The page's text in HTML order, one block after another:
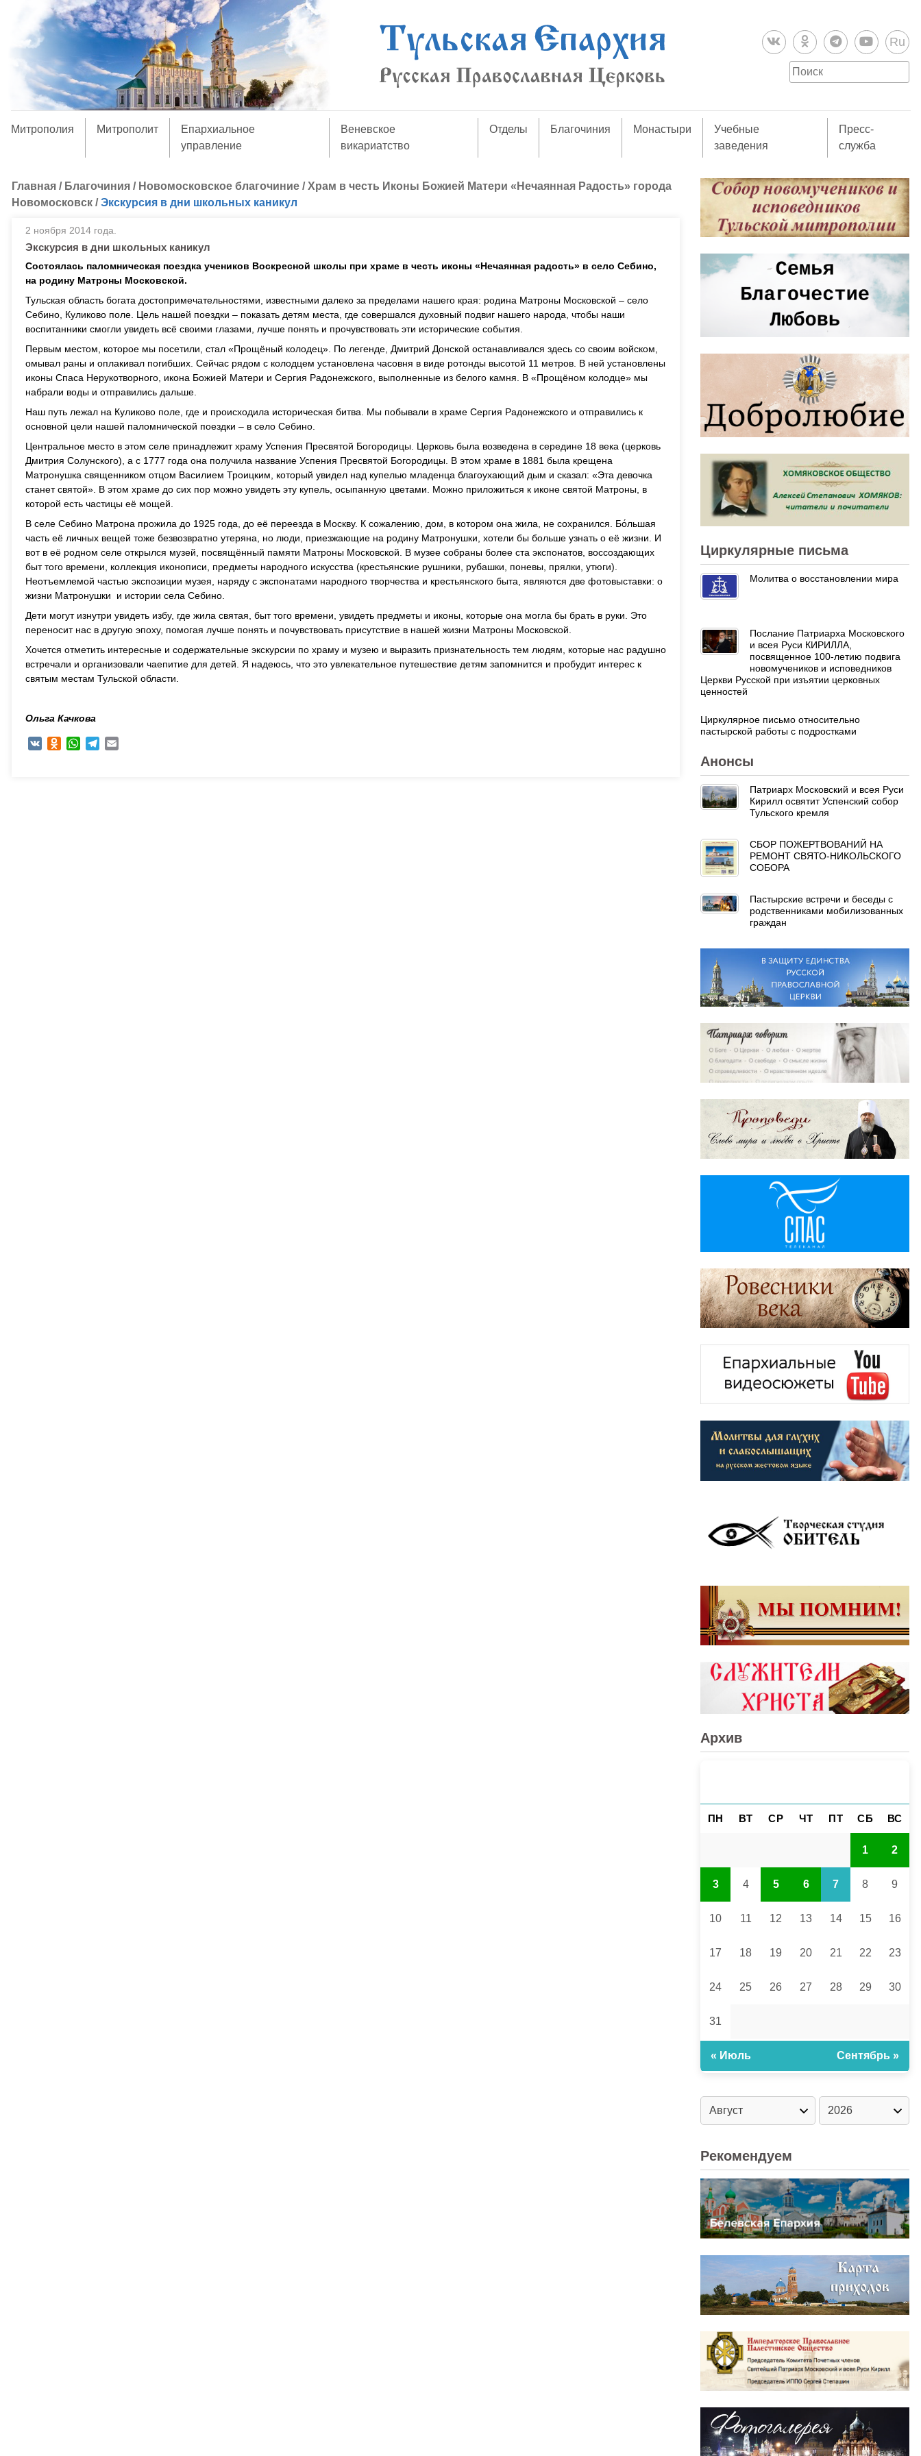
Ru
Митрополия Митрополит
Епархиальное
управление
Веневское
викариатство
Отделы Благочиния Монастыри
Учебные
заведения
Пресс-
служба
Главная / Благочиния / Новомосковское благочиние /Храм в честь Иконы Божией Матери «Нечаянная Радость» города
Новомосковск /Экскурсия в дни школьных каникул
2 ноября 2014 года.
Экскурсия в дни школьных каникул
Состоялась паломническая поездка учеников Воскресной школы при храме в честь иконы «Нечаянная радость» в село Себино,
на родину Матроны Московской.
Тульская область богата достопримечательностями, известными далеко за пределами нашего края: родина Матроны Московской – село
Себино, Куликово поле. Цель нашей поездки – показать детям места, где совершался духовный подвиг нашего народа, чтобы наши
воспитанники смогли увидеть всё своими глазами, лучше понять и прочувствовать эти исторические события.
Первым местом, которое мы посетили, стал «Прощёный колодец». По легенде, Дмитрий Донской останавливался здесь со своим войском,
омывал раны и оплакивал погибших. Сейчас рядом с колодцем установлена часовня в виде ротонды высотой 11 метров. В ней установлены
иконы Спаса Нерукотворного, икона Божией Матери и Сергия Радонежского, выполненные из белого камня. В «Прощёном колодце» мы
набрали воды и отправились дальше.
Наш путь лежал на Куликово поле, где и происходила историческая битва. Мы побывали в храме Сергия Радонежского и отправились к
основной цели нашей паломнической поездки – в село Себино.
Центральное место в этом селе принадлежит храму Успения Пресвятой Богородицы. Церковь была возведена в середине 18 века (церковь
Дмитрия Солунского), а с 1777 года она получила название Успения Пресвятой Богородицы. В этом храме в 1881 была крещена
Матронушка священником отцом Василием Троицким, который увидел над купелью младенца благоухающий дым и сказал: «Эта девочка
станет святой». В этом храме до сих пор можно увидеть эту купель, осыпанную цветами. Можно приложиться к иконе святой Матроны, в
которой есть частицы её мощей.
В селе Себино Матрона прожила до 1925 года, до её переезда в Москву. К сожалению, дом, в котором она жила, не сохранился. Бо́льшая
часть её личных вещей тоже безвозвратно утеряна, но люди, приезжающие на родину Матронушки, хотели бы больше узнать о её жизни. И
вот в её родном селе открылся музей, посвящённый памяти Матроны Московской. В музее собраны более ста экспонатов, воссоздающих
быт того времени, коллекция иконописи, предметы народного искусства (крестьянские рушники, рубашки, поневы, прялки, утюги).
Неотъемлемой частью экспозиции музея, наряду с экспонатами народного творчества и крестьянского быта, являются две фотовыставки: о
жизни Матронушки и истории села Себино.
Дети могут изнутри увидеть избу, где жила святая, быт того времени, увидеть предметы и иконы, которые она могла бы брать в руки. Это
переносит нас в другую эпоху, помогая лучше понять и почувствовать присутствие в нашей жизни Матроны Московской.
Хочется отметить интересные и содержательные экскурсии по храму и музею и выразить признательность тем людям, которые нас радушно
встречали и организовали чаепитие для детей. Я надеюсь, что это увлекательное путешествие детям запомнится и пробудит интерес к
святым местам Тульской области.
Ольга Качкова
VK Odnoklassniki
WhatsAppTelegram
Циркулярные письма
Молитва о восстановлении мира
Послание Патриарха Московского
и всея Руси КИРИЛЛА,
посвященное 100-летию подвига
новомучеников и исповедников
Церкви Русской при изъятии церковных
ценностей
Циркулярное письмо относительно
пастырской работы с подростками
Анонсы
Патриарх Московский и всея Руси
Кирилл освятит Успенский собор
Тульского кремля
СБОР ПОЖЕРТВОВАНИЙ НА
РЕМОНТ СВЯТО-НИКОЛЬСКОГО
СОБОРА
Пастырские встречи и беседы с
родственниками мобилизованных
граждан
Архив
ПН ВТ СР ЧТ ПТ СБ ВС
1 2
3 4 5 6 7 8 9
10 11 12 13 14 15 16
17 18 19 20 21 22 23
24 25 26 27 28 29 30
31
« Июль Сентябрь »
Рекомендуем